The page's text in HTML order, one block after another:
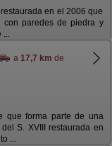
en el 2006 que
con paredes de piedra y
...
a 17,7 km de
que forma parte de una
S. XVIII restaurada en
...